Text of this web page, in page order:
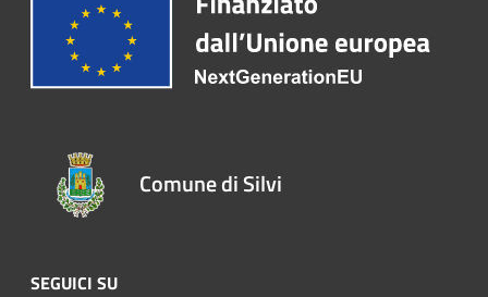
Comune di Silvi
SEGUICI SU